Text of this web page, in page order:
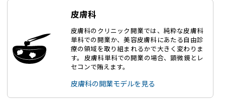
皮膚科
皮膚科のクリニック開業では、純粋な皮膚科
単科での開業か、美容皮膚科にあたる自由診
療の領域を取り組まれるかで大きく変わりま
す。 皮膚科単科での開業の場合、顕微鏡とレ
セコンで賄えます。
皮膚科の開業モデルを見る